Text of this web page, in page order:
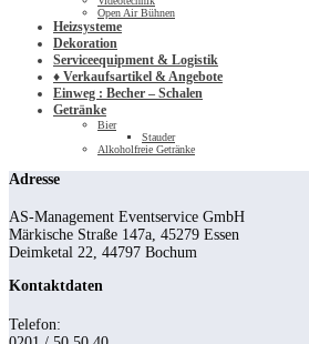
Open Air Bühnen
Heizsysteme
Dekoration
Serviceequipment & Logistik
♦ Verkaufsartikel & Angebote
Einweg : Becher – Schalen
Getränke
Bier
Stauder
Alkoholfreie Getränke
Adresse
AS-Management Eventservice GmbH
Märkische Straße 147a, 45279 Essen
Deimketal 22, 44797 Bochum
Kontaktdaten
Telefon: